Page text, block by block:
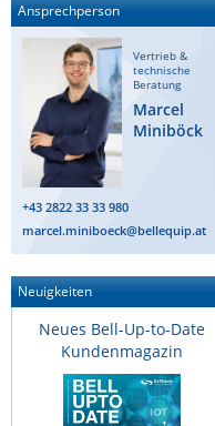
Power Kingdom
Poynting
Raritan
Riello UPS
Server Technology
Siretta
SIRIO Antenne
Sunbird
Tactical Software
TEKTELIC
Teltonika
Unwired Networks
Ansprechperson
Vertrieb &
technische
Beratung
Marcel
Miniböck
+43 2822 33 33 980
marcel.miniboeck@bellequip.at
Neuigkeiten
Neues Bell-Up-to-Date
Kundenmagazin